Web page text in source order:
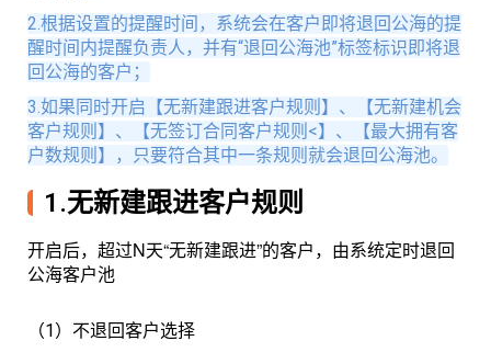
2.根据设置的提醒时间，系统会在客户即将退回公海的提
醒时间内提醒负责人，并有“退回公海池”标签标识即将退
回公海的客户；
3.如果同时开启【无新建跟进客户规则】、【无新建机会
客户规则】、【无签订合同客户规则<】、【最大拥有客
户数规则】，只要符合其中一条规则就会退回公海池。
1.无新建跟进客户规则
开启后，超过N天“无新建跟进”的客户，由系统定时退回
公海客户池
（1）不退回客户选择